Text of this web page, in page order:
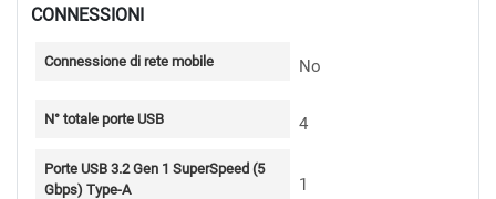
CONNESSIONI
Connessione di rete mobile No
N° totale porte USB 4
Porte USB 3.2 Gen 1 SuperSpeed (5
Gbps) Type-A
1